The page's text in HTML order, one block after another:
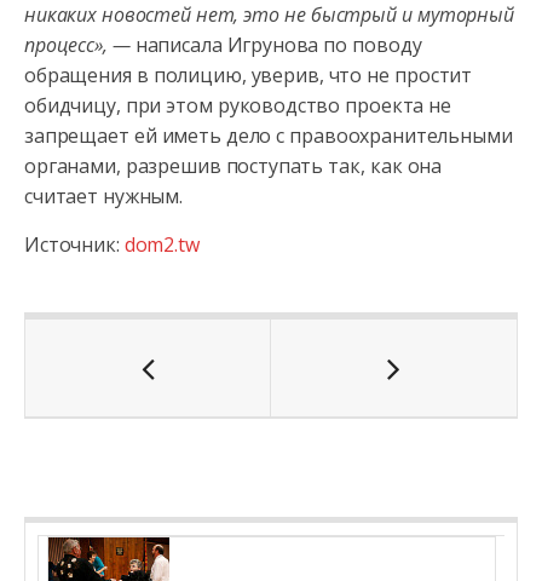
никаких новостей нет, это не быстрый и муторный
процесс», — написала Игрунова по поводу
обращения в полицию, уверив, что не простит
обидчицу, при этом руководство проекта не
запрещает ей иметь дело с правоохранительными
органами, разрешив поступать так, как она
считает нужным.
Источник: dom2.tw